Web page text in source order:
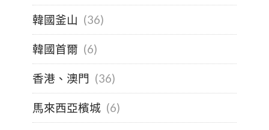
韓國釜山 (36)
韓國首爾 (6)
香港、澳門 (36)
馬來西亞檳城 (6)